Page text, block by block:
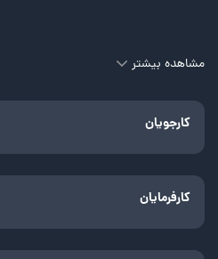
مشاهده بیشتر
کارجویان
کارفرمایان